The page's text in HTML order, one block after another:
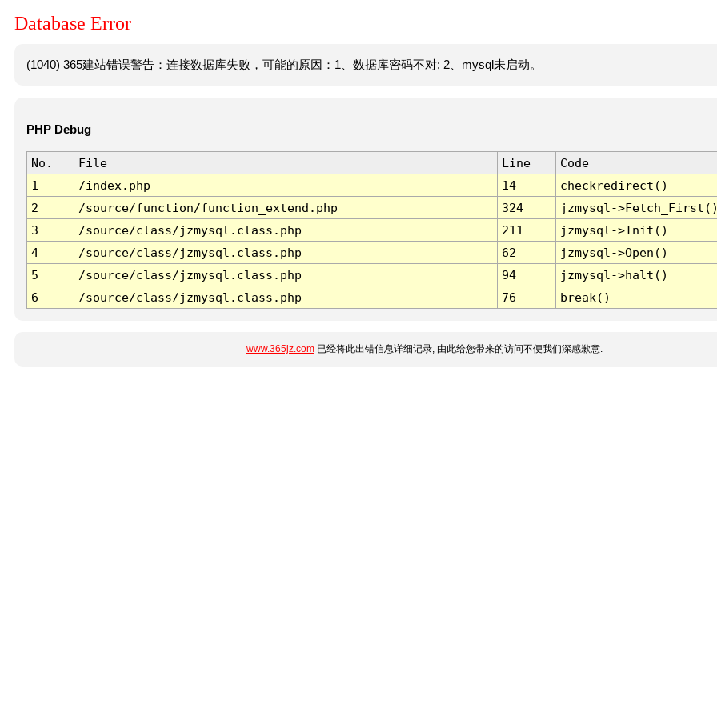
Database Error
(1040) 365建站错误警告：连接数据库失败，可能的原因：1、数据库密码不对; 2、mysql未启动。
PHP Debug
No. File Line
Code
1
/index.php 14
checkredirect()
2
/source/function/function_extend.php 324
jzmysql-
3
/source/class/jzmysql.class.php 211
jzmysql->Init()
4
/source/class/jzmysql.class.php 62
jzmysql->Open()
5
/source/class/jzmysql.class.php 94
jzmysql->halt()
6
/source/class/jzmysql.class.php 76 break()
www.365jz.com已经将此出错信息详细记录, 由此给您带来的访问不便我们深感歉意.